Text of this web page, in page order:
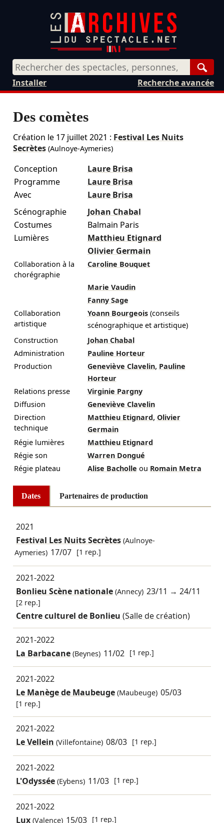
Recherche avancée
Installer
Des comètes
Création le 17 juillet 2021 : Festival Les Nuits
Secrètes(Aulnoye-Aymeries)
Conception
Laure Brisa
Programme
Laure Brisa
Avec
Laure Brisa
Scénographie
Johan Chabal
Costumes
Balmain Paris
Lumières
Matthieu Etignard
Olivier Germain
Collaboration à la
chorégraphie
Caroline Bouquet
Marie Vaudin
Fanny Sage
Collaboration
artistique
Yoann Bourgeois (conseils
scénographique et artistique)
Construction
Johan Chabal
Administration
Pauline Horteur
Production
Geneviève Clavelin, Pauline
Horteur
Relations presse
Virginie Pargny
Diffusion
Geneviève Clavelin
Direction
technique
Matthieu Etignard, Olivier
Germain
Régie lumières
Matthieu Etignard
Régie son
Warren Dongué
Régie plateau
Alise Bacholle ou Romain Metra
Dates Partenaires de production
2021
Festival Les Nuits Secrètes(Aulnoye-
Aymeries) 17/07 [1 rep.]
2021-2022
Bonlieu Scène nationale(Annecy) 23/11 →24/11
[2 rep.]
Centre culturel de Bonlieu (Salle de création)
2021-2022
La Barbacane(Beynes) 11/02 [1 rep.]
2021-2022
Le Manège de Maubeuge(Maubeuge) 05/03
[1 rep.]
2021-2022
Le Vellein (Villefontaine) 08/03 [1 rep.]
2021-2022
L'Odyssée(Eybens) 11/03 [1 rep.]
2021-2022
Lux(Valence) 15/03 [1 rep.]